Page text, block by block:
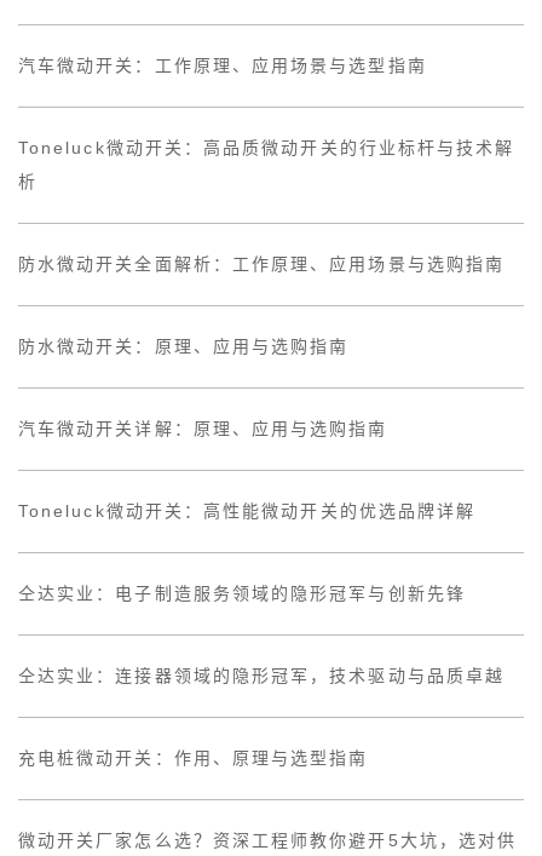
汽车微动开关：工作原理、应用场景与选型指南
Toneluck微动开关：高品质微动开关的行业标杆与技术解
析
防水微动开关全面解析：工作原理、应用场景与选购指南
防水微动开关：原理、应用与选购指南
汽车微动开关详解：原理、应用与选购指南
Toneluck微动开关：高性能微动开关的优选品牌详解
仝达实业：电子制造服务领域的隐形冠军与创新先锋
仝达实业：连接器领域的隐形冠军，技术驱动与品质卓越
充电桩微动开关：作用、原理与选型指南
微动开关厂家怎么选？资深工程师教你避开5大坑，选对供